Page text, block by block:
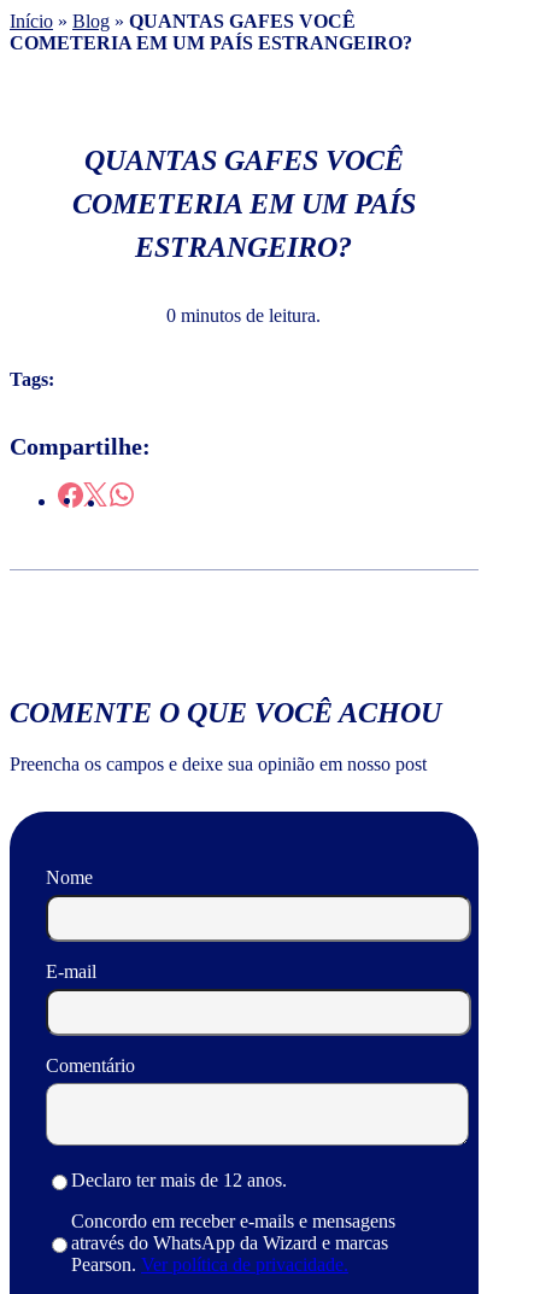
Início » Blog » QUANTAS GAFES VOCÊ
COMETERIA EM UM PAÍS ESTRANGEIRO?
QUANTAS GAFES VOCÊ
COMETERIA EM UM PAÍS
ESTRANGEIRO?
0 minutos de leitura.
Tags:
Compartilhe:
COMENTE O QUE VOCÊ ACHOU
Preencha os campos e deixe sua opinião em nosso post
Nome
E-mail
Comentário
Declaro ter mais de 12 anos.
Concordo em receber e-mails e mensagens
através do WhatsApp da Wizard e marcas
Pearson. Ver política de privacidade.